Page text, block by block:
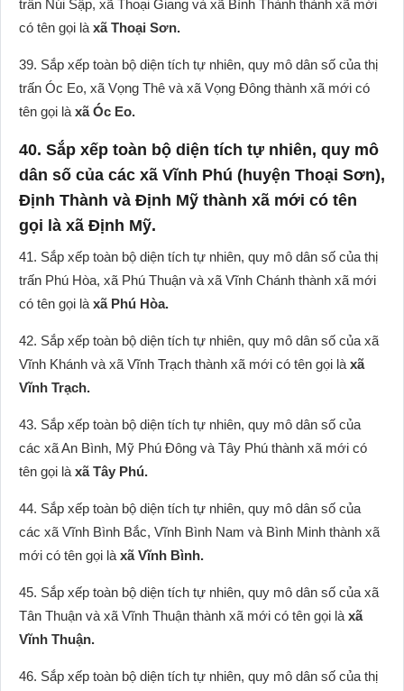
trấn Núi Sập, xã Thoại Giang và xã Bình Thành thành xã mới
có tên gọi là xã Thoại Sơn.
39. Sắp xếp toàn bộ diện tích tự nhiên, quy mô dân số của thị
trấn Óc Eo, xã Vọng Thê và xã Vọng Đông thành xã mới có
tên gọi là xã Óc Eo.
40. Sắp xếp toàn bộ diện tích tự nhiên, quy mô
dân số của các xã Vĩnh Phú (huyện Thoại Sơn),
Định Thành và Định Mỹ thành xã mới có tên
gọi là xã Định Mỹ.
41. Sắp xếp toàn bộ diện tích tự nhiên, quy mô dân số của thị
trấn Phú Hòa, xã Phú Thuận và xã Vĩnh Chánh thành xã mới
có tên gọi là xã Phú Hòa.
42. Sắp xếp toàn bộ diện tích tự nhiên, quy mô dân số của xã
Vĩnh Khánh và xã Vĩnh Trạch thành xã mới có tên gọi là xã
Vĩnh Trạch.
43. Sắp xếp toàn bộ diện tích tự nhiên, quy mô dân số của
các xã An Bình, Mỹ Phú Đông và Tây Phú thành xã mới có
tên gọi là xã Tây Phú.
44. Sắp xếp toàn bộ diện tích tự nhiên, quy mô dân số của
các xã Vĩnh Bình Bắc, Vĩnh Bình Nam và Bình Minh thành xã
mới có tên gọi là xã Vĩnh Bình.
45. Sắp xếp toàn bộ diện tích tự nhiên, quy mô dân số của xã
Tân Thuận và xã Vĩnh Thuận thành xã mới có tên gọi là xã
Vĩnh Thuận.
46. Sắp xếp toàn bộ diện tích tự nhiên, quy mô dân số của thị